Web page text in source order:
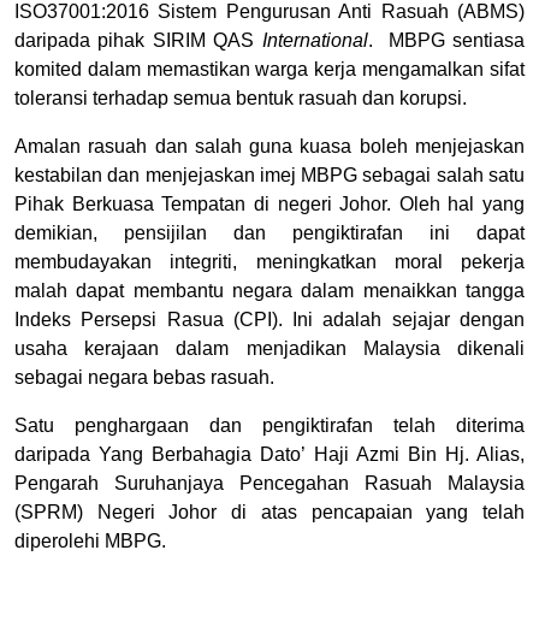
ISO37001:2016 Sistem Pengurusan Anti Rasuah (ABMS)
daripada pihak SIRIM QAS International.
MBPG sentiasa
komited dalam memastikan warga kerja mengamalkan sifat
toleransi terhadap semua bentuk rasuah dan korupsi.
Amalan rasuah dan salah guna kuasa boleh menjejaskan
kestabilan dan menjejaskan imej MBPG sebagai salah satu
Pihak Berkuasa Tempatan di negeri Johor. Oleh hal yang
demikian, pensijilan dan pengiktirafan ini dapat
membudayakan integriti, meningkatkan moral pekerja
malah dapat membantu negara dalam menaikkan tangga
Indeks Persepsi Rasua (CPI). Ini adalah sejajar dengan
usaha kerajaan dalam menjadikan Malaysia dikenali
sebagai negara bebas rasuah.
Satu penghargaan dan pengiktirafan telah diterima
daripada Yang Berbahagia Dato’ Haji Azmi Bin Hj. Alias,
Pengarah Suruhanjaya Pencegahan Rasuah Malaysia
(SPRM) Negeri Johor di atas pencapaian yang telah
diperolehi MBPG.